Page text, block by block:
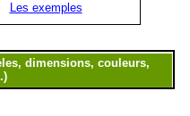
Les exemples